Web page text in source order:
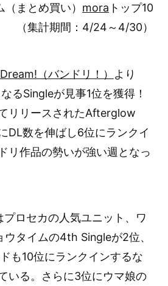
まとめ買い） mora トップ10
（集計期間：4/24～4/30）
（バンドリ！）
より
るSingleが見事1位を獲得！
リリースされたAfterglow
DL数を伸ばし6位にランクイ
リ作品の勢いが強い週となっ
ロセカの人気ユニット、ワ
タイムの4th Singleが2位、
も10位にランクインするな
いる。さらに3位にウマ娘の